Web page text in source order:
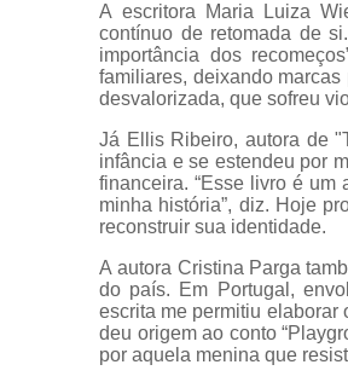
A escritora Maria Luiza
contínuo de retomada de
importância dos
familiares, deixando
desvalorizada, que sofreu
Já Ellis Ribeiro, autora de
infância e se estendeu por
financeira. “Esse livro é um
minha história”, diz. Hoje
reconstruir sua identidade.
A autora Cristina Parga
do país. Em Portugal,
escrita me permitiu elaborar
deu origem ao conto
por aquela menina que